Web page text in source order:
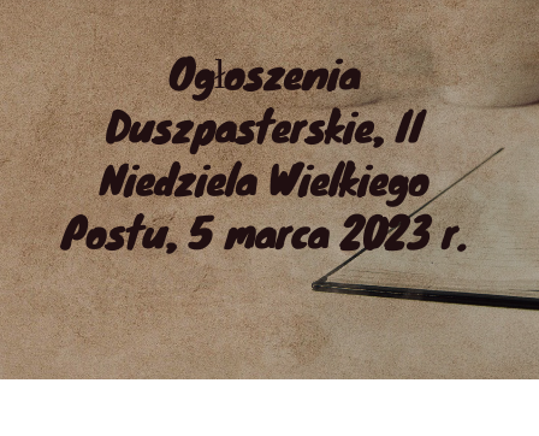
Ogłoszenia
Duszpasterskie, II
Niedziela Wielkiego
Postu, 5 marca 2023 r.